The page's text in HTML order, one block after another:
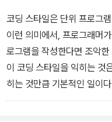
코딩 스타일은 단위 프로그
이런 의미에서, 프로그래머
로그램을 작성한다면 조악
이 코딩 스타일을 익히는 것
히는 것만큼 기본적인 일이